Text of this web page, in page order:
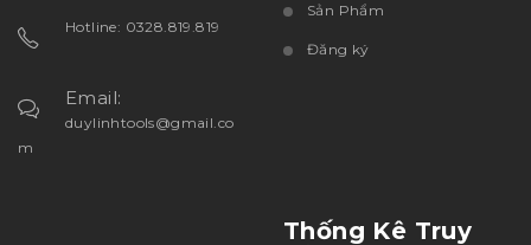
Hotline: 0328.819.819
Email:
duylinhtools@gmail.co
m
Sản Phẩm
Đăng ký
Thống Kê Truy